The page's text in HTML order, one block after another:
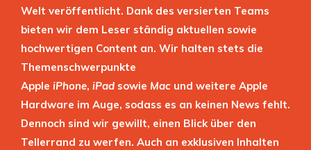
Welt veröffentlicht. Dank des versierten Teams
bieten wir dem Leser ständig aktuellen sowie
hochwertigen Content an. Wir halten stets die
Themenschwerpunkte
Apple iPhone, iPad sowie Mac und weitere Apple
Hardware im Auge, sodass es an keinen News fehlt.
Dennoch sind wir gewillt, einen Blick über den
Tellerrand zu werfen. Auch an exklusiven Inhalten